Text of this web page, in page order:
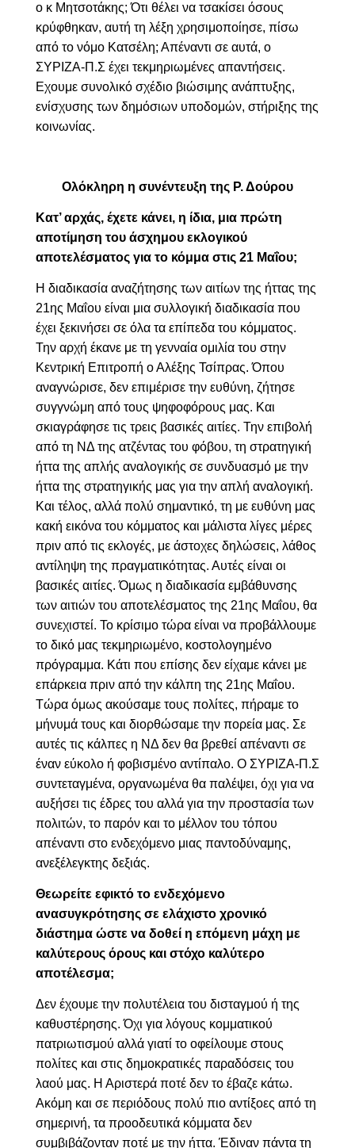
ο κ Μητσοτάκης; Ότι θέλει να τσακίσει όσους
κρύφθηκαν, αυτή τη λέξη χρησιμοποίησε, πίσω
από το νόμο Κατσέλη; Απέναντι σε αυτά, ο
ΣΥΡΙΖΑ-Π.Σ έχει τεκμηριωμένες απαντήσεις.
Εχουμε συνολικό σχέδιο βιώσιμης ανάπτυξης,
ενίσχυσης των δημόσιων υποδομών, στήριξης της
κοινωνίας.
Ολόκληρη η συνέντευξη της Ρ. Δούρου
Κατ’ αρχάς, έχετε κάνει, η ίδια, μια πρώτη
αποτίμηση του άσχημου εκλογικού
αποτελέσματος για το κόμμα στις 21 Μαΐου;
Η διαδικασία αναζήτησης των αιτίων της ήττας της
21ης Μαΐου είναι μια συλλογική διαδικασία που
έχει ξεκινήσει σε όλα τα επίπεδα του κόμματος.
Την αρχή έκανε με τη γενναία ομιλία του στην
Κεντρική Επιτροπή ο Αλέξης Τσίπρας. Όπου
αναγνώρισε, δεν επιμέρισε την ευθύνη, ζήτησε
συγγνώμη από τους ψηφοφόρους μας. Και
σκιαγράφησε τις τρεις βασικές αιτίες. Την επιβολή
από τη ΝΔ της ατζέντας του φόβου, τη στρατηγική
ήττα της απλής αναλογικής σε συνδυασμό με την
ήττα της στρατηγικής μας για την απλή αναλογική.
Και τέλος, αλλά πολύ σημαντικό, τη με ευθύνη μας
κακή εικόνα του κόμματος και μάλιστα λίγες μέρες
πριν από τις εκλογές, με άστοχες δηλώσεις, λάθος
αντίληψη της πραγματικότητας. Αυτές είναι οι
βασικές αιτίες. Όμως η διαδικασία εμβάθυνσης
των αιτιών του αποτελέσματος της 21ης Μαΐου, θα
συνεχιστεί. Το κρίσιμο τώρα είναι να προβάλλουμε
το δικό μας τεκμηριωμένο, κοστολογημένο
πρόγραμμα. Κάτι που επίσης δεν είχαμε κάνει με
επάρκεια πριν από την κάλπη της 21ης Μαΐου.
Τώρα όμως ακούσαμε τους πολίτες, πήραμε το
μήνυμά τους και διορθώσαμε την πορεία μας. Σε
αυτές τις κάλπες η ΝΔ δεν θα βρεθεί απέναντι σε
έναν εύκολο ή φοβισμένο αντίπαλο. Ο ΣΥΡΙΖΑ-Π.Σ
συντεταγμένα, οργανωμένα θα παλέψει, όχι για να
αυξήσει τις έδρες του αλλά για την προστασία των
πολιτών, το παρόν και το μέλλον του τόπου
απέναντι στο ενδεχόμενο μιας παντοδύναμης,
ανεξέλεγκτης δεξιάς.
Θεωρείτε εφικτό το ενδεχόμενο
ανασυγκρότησης σε ελάχιστο χρονικό
διάστημα ώστε να δοθεί η επόμενη μάχη με
καλύτερους όρους και στόχο καλύτερο
αποτέλεσμα;
Δεν έχουμε την πολυτέλεια του δισταγμού ή της
καθυστέρησης. Όχι για λόγους κομματικού
πατριωτισμού αλλά γιατί το οφείλουμε στους
πολίτες και στις δημοκρατικές παραδόσεις του
λαού μας. Η Αριστερά ποτέ δεν το έβαζε κάτω.
Ακόμη και σε περιόδους πολύ πιο αντίξοες από τη
σημερινή, τα προοδευτικά κόμματα δεν
συμβιβάζονταν ποτέ με την ήττα. Έδιναν πάντα τη